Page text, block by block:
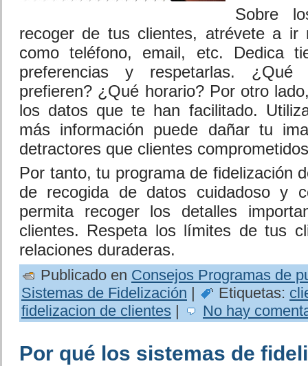
Sobre
recoger de tus clientes, atrévete a
como teléfono, email, etc. Dedica
preferencias y respetarlas.
prefieren? ¿Qué horario? Por otro
los datos que te han facilitado.
más información puede dañar tu
detractores que clientes
Por tanto, tu programa de fidelización
de recogida de datos cuidadoso y
permita recoger los detalles
clientes. Respeta los límites de tus
relaciones duraderas.
Publicado en Consejos Programas de
Sistemas de Fidelización | Etiquetas:
fidelizacion de clientes | No hay
Por qué los sistemas de